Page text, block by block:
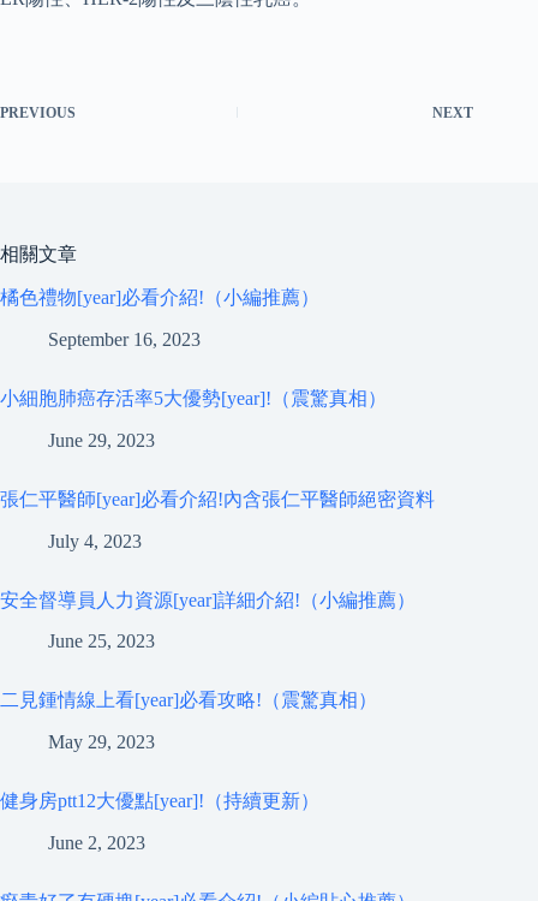
PREVIOUS NEXT
相關文章
橘色禮物[year]必看介紹!（小編推薦）
September 16, 2023
小細胞肺癌存活率5大優勢[year]!（震驚真相）
June 29, 2023
張仁平醫師[year]必看介紹!內含張仁平醫師絕密資料
July 4, 2023
安全督導員人力資源[year]詳細介紹!（小編推薦）
June 25, 2023
二見鍾情線上看[year]必看攻略!（震驚真相）
May 29, 2023
健身房ptt12大優點[year]!（持續更新）
June 2, 2023